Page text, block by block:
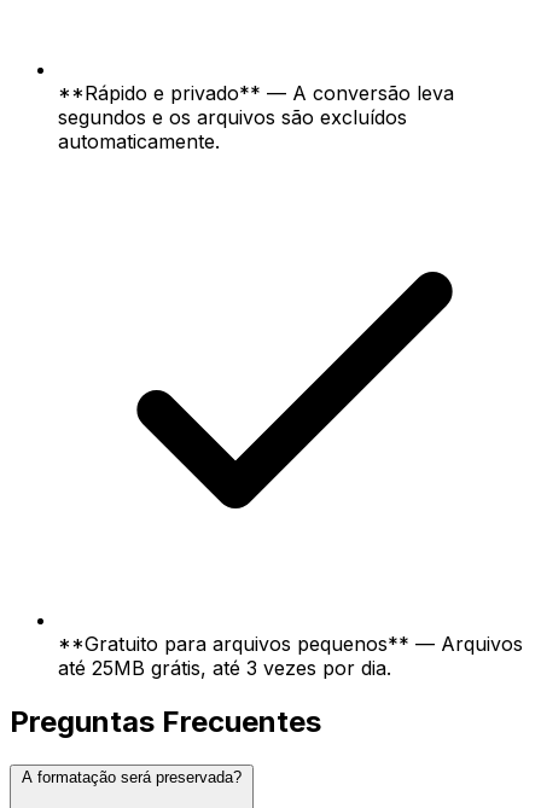
**Rápido e privado** — A conversão leva
segundos e os arquivos são excluídos
automaticamente.
**Gratuito para arquivos pequenos** — Arquivos
até 25MB grátis, até 3 vezes por dia.
Preguntas Frecuentes
A formatação será preservada?